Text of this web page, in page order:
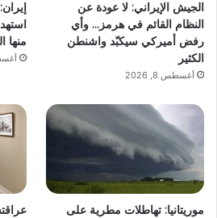
الجيش الإيراني: لا عودة عن
النظام القائم في هرمز… وأي
رفض أميركي سيكبّد واشنطن
الكثير
أغسطس 8, 2026
منها
أغسطس
موريتانيا: تهاطلات مطرية على